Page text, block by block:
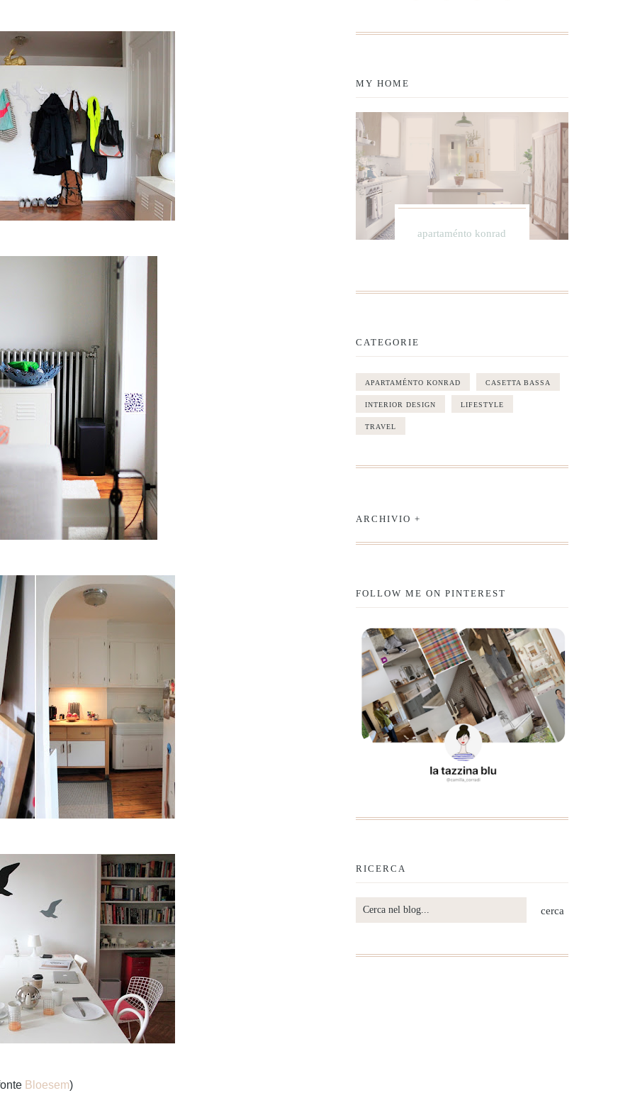
Bloesem)
MY HOME
apartaménto konrad
CATEGORIE
APARTAMÉNTO KONRAD CASETTA BASSA
INTERIOR DESIGN LIFESTYLE
TRAVEL
ARCHIVIO +
FOLLOW ME ON PINTEREST
RICERCA